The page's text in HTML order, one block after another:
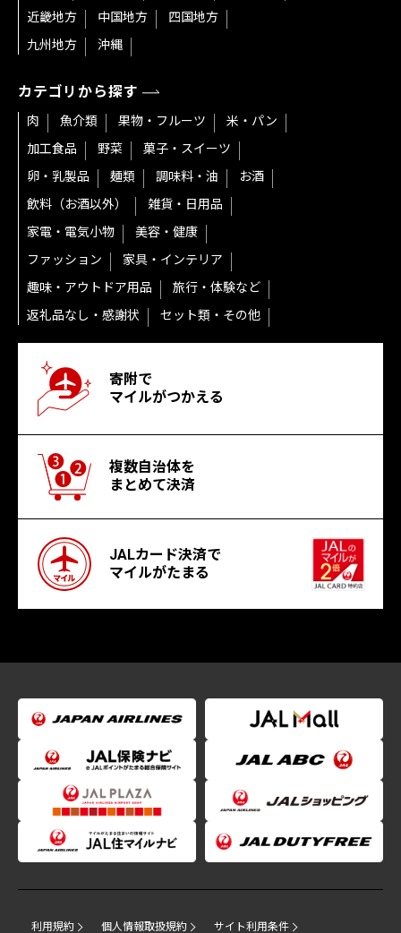
近畿地方
中国地方
四国地方
九州地方
沖縄
カテゴリから探す
肉 魚介類 果物・フルーツ
米・パン
加工食品
野菜
菓子・スイーツ
卵・乳製品
麺類 調味料・油
お酒
飲料（お酒以外）
雑貨・日用品
家電・電気小物
美容・健康
ファッション
家具・インテリア
趣味・アウトドア用品
旅行・体験など
返礼品なし・感謝状
セット類・その他
寄附で
マイルがつかえる
複数自治体を
まとめて決済
JALカード決済で
マイルがたまる
利用規約 個人情報取扱規約 サイト利用条件